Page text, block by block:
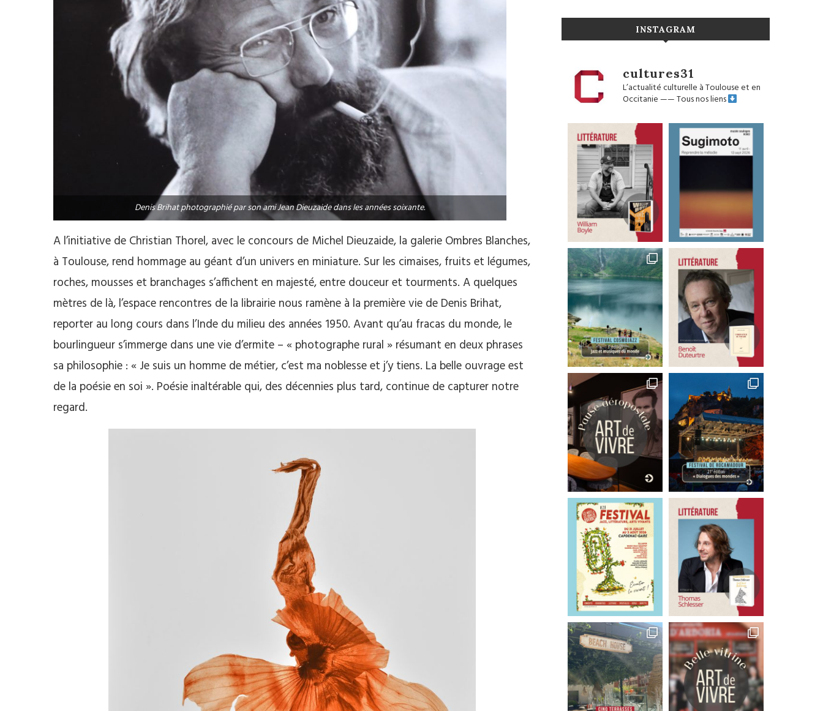
Denis Brihat photographié par son ami Jean Dieuzaide dans les années soixante.
A l’initiative de Christian Thorel, avec le concours de Michel Dieuzaide, la galerie Ombres Blanches,
à Toulouse, rend hommage au géant d’un univers en miniature. Sur les cimaises, fruits et légumes,
roches, mousses et branchages s’affichent en majesté, entre douceur et tourments. A quelques
mètres de là, l’espace rencontres de la librairie nous ramène à la première vie de Denis Brihat,
reporter au long cours dans l’Inde du milieu des années 1950. Avant qu’au fracas du monde, le
bourlingueur s’immerge dans une vie d’ermite – « photographe rural » résumant en deux phrases
sa philosophie : « Je suis un homme de métier, c’est ma noblesse et j’y tiens. La belle ouvrage est
de la poésie en soi ». Poésie inaltérable qui, des décennies plus tard, continue de capturer notre
regard.
INSTAGRAM
cultures31
L’actualité culturelle à Toulouse et en
Occitanie——Tous nos liens